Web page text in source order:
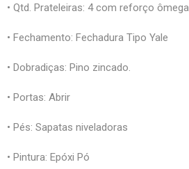
• Qtd. Prateleiras: 4 com reforço ômega
• Fechamento: Fechadura Tipo Yale
• Dobradiças: Pino zincado.
• Portas: Abrir
• Pés: Sapatas niveladoras
• Pintura: Epóxi Pó